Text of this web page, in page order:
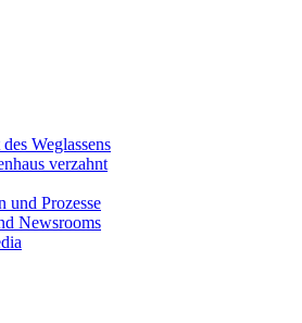
Weglassens
verzahnt
und Prozesse
Newsrooms